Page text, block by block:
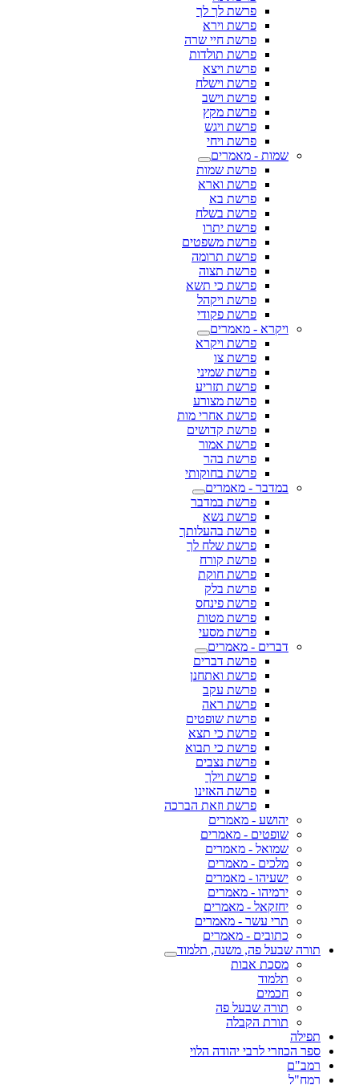
פרשת לך לך
פרשת וירא
פרשת חיי שרה
פרשת תולדות
פרשת ויצא
פרשת וישלח
פרשת וישב
פרשת מקץ
פרשת ויגש
פרשת ויחי
שמות - מאמרים
פרשת שמות
פרשת וארא
פרשת בא
פרשת בשלח
פרשת יתרו
פרשת משפטים
פרשת תרומה
פרשת תצוה
פרשת כי תשא
פרשת ויקהל
פרשת פקודי
ויקרא - מאמרים
פרשת ויקרא
פרשת צו
פרשת שמיני
פרשת תזריע
פרשת מצורע
פרשת אחרי מות
פרשת קדושים
פרשת אמור
פרשת בהר
פרשת בחוקותי
במדבר - מאמרים
פרשת במדבר
פרשת נשא
פרשת בהעלותך
פרשת שלח לך
פרשת קורח
פרשת חוקת
פרשת בלק
פרשת פינחס
פרשת מטות
פרשת מסעי
דברים - מאמרים
פרשת דברים
פרשת ואתחנן
פרשת עקב
פרשת ראה
פרשת שופטים
פרשת כי תצא
פרשת כי תבוא
פרשת נצבים
פרשת וילך
פרשת האזינו
פרשת וזאת הברכה
יהושע - מאמרים
שופטים - מאמרים
שמואל - מאמרים
מלכים - מאמרים
ישעיהו - מאמרים
ירמיהו - מאמרים
יחזקאל - מאמרים
תרי עשר - מאמרים
כתובים - מאמרים
תורה שבעל פה, משנה, תלמוד
מסכת אבות
תלמוד
חכמים
תורה שבעל פה
תורת הקבלה
תפילה
ספר הכוזרי לרבי יהודה הלוי
רמב"ם
רמח"ל